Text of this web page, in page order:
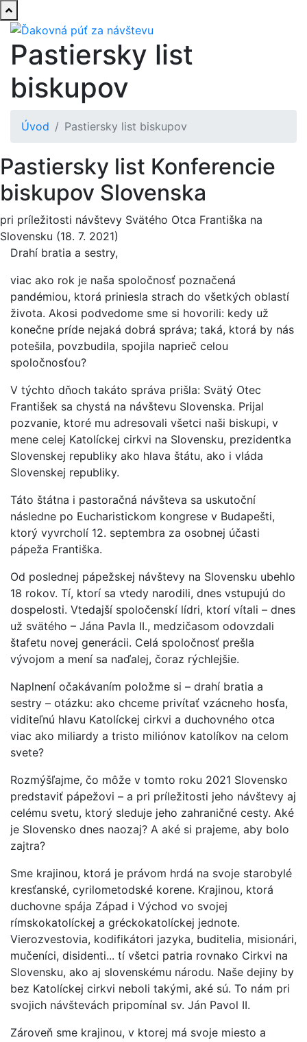
Pastiersky list
biskupov
Úvod Pastiersky list biskupov
Pastiersky list Konferencie
biskupov Slovenska
pri príležitosti návštevy Svätého Otca Františka na
Slovensku (18. 7. 2021)
Drahí bratia a sestry,
viac ako rok je naša spoločnosť poznačená
pandémiou, ktorá priniesla strach do všetkých oblastí
života. Akosi podvedome sme si hovorili: kedy už
konečne príde nejaká dobrá správa; taká, ktorá by nás
potešila, povzbudila, spojila naprieč celou
spoločnosťou?
V týchto dňoch takáto správa prišla: Svätý Otec
František sa chystá na návštevu Slovenska. Prijal
pozvanie, ktoré mu adresovali všetci naši biskupi, v
mene celej Katolíckej cirkvi na Slovensku, prezidentka
Slovenskej republiky ako hlava štátu, ako i vláda
Slovenskej republiky.
Táto štátna i pastoračná návšteva sa uskutoční
následne po Eucharistickom kongrese v Budapešti,
ktorý vyvrcholí 12. septembra za osobnej účasti
pápeža Františka.
Od poslednej pápežskej návštevy na Slovensku ubehlo
18 rokov. Tí, ktorí sa vtedy narodili, dnes vstupujú do
dospelosti. Vtedajší spoločenskí lídri, ktorí vítali – dnes
už svätého – Jána Pavla II., medzičasom odovzdali
štafetu novej generácii. Celá spoločnosť prešla
vývojom a mení sa naďalej, čoraz rýchlejšie.
Naplnení očakávaním položme si – drahí bratia a
sestry – otázku: ako chceme privítať vzácneho hosťa,
viditeľnú hlavu Katolíckej cirkvi a duchovného otca
viac ako miliardy a tristo miliónov katolíkov na celom
svete?
Rozmýšľajme, čo môže v tomto roku 2021 Slovensko
predstaviť pápežovi – a pri príležitosti jeho návštevy aj
celému svetu, ktorý sleduje jeho zahraničné cesty. Aké
je Slovensko dnes naozaj? A aké si prajeme, aby bolo
zajtra?
Sme krajinou, ktorá je právom hrdá na svoje starobylé
kresťanské, cyrilometodské korene. Krajinou, ktorá
duchovne spája Západ i Východ vo svojej
rímskokatolíckej a gréckokatolíckej jednote.
Vierozvestovia, kodifikátori jazyka, buditelia, misionári,
mučeníci, disidenti... tí všetci patria rovnako Cirkvi na
Slovensku, ako aj slovenskému národu. Naše dejiny by
bez Katolíckej cirkvi neboli takými, aké sú. To nám pri
svojich návštevách pripomínal sv. Ján Pavol II.
Zároveň sme krajinou, v ktorej má svoje miesto a